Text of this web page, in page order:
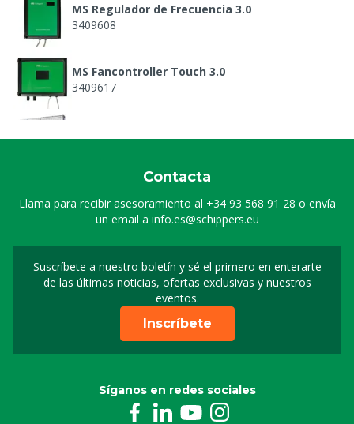
MS Regulador de Frecuencia 3.0
3409608
MS Fancontroller Touch 3.0
3409617
Contacta
Llama para recibir asesoramiento al +34 93 568 91 28 o envía
un email a info.es@schippers.eu
Suscríbete a nuestro boletín y sé el primero en enterarte
de las últimas noticias, ofertas exclusivas y nuestros
eventos.
Suscripción a nuestro
Inscríbete
Síganos en redes sociales